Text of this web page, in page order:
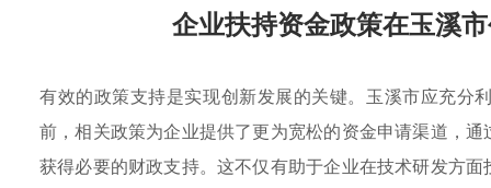
企业扶持资金政策在玉溪
有效的政策支持是实现创新发展的关键。玉溪市应充分
前，相关政策为企业提供了更为宽松的资金申请渠道，
获得必要的财政支持。这不仅有助于企业在技术研发方